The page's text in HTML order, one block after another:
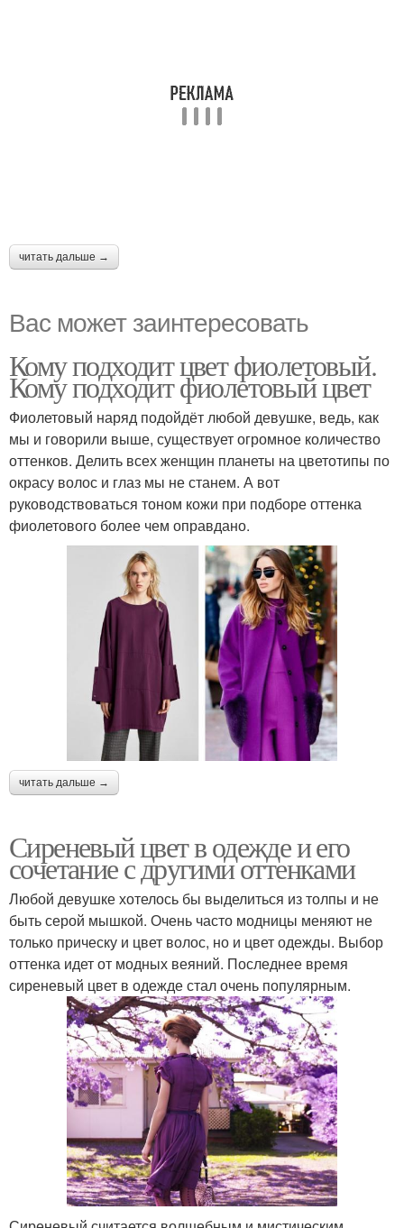
читать дальше →
Вас может заинтересовать
Кому подходит цвет фиолетовый.
Кому подходит фиолетовый цвет
Фиолетовый наряд подойдёт любой девушке, ведь, как
мы и говорили выше, существует огромное количество
оттенков. Делить всех женщин планеты на цветотипы по
окрасу волос и глаз мы не станем. А вот
руководствоваться тоном кожи при подборе оттенка
фиолетового более чем оправдано.
читать дальше →
Сиреневый цвет в одежде и его
сочетание с другими оттенками
Любой девушке хотелось бы выделиться из толпы и не
быть серой мышкой. Очень часто модницы меняют не
только прическу и цвет волос, но и цвет одежды. Выбор
оттенка идет от модных веяний. Последнее время
сиреневый цвет в одежде стал очень популярным.